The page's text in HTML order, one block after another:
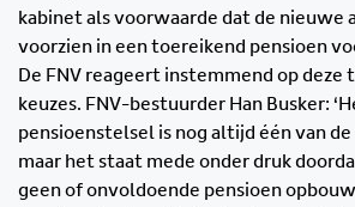
kabinet als voorwaarde dat de nieuwe
voorzien in een toereikend pensioen
De FNV reageert instemmend op
keuzes. FNV-bestuurder Han Busker:
pensioenstelsel is nog altijd één van
maar het staat mede onder druk
geen of onvoldoende pensioen